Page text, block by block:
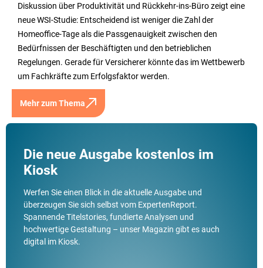
Diskussion über Produktivität und Rückkehr-ins-Büro zeigt eine
neue WSI-Studie: Entscheidend ist weniger die Zahl der
Homeoffice-Tage als die Passgenauigkeit zwischen den
Bedürfnissen der Beschäftigten und den betrieblichen
Regelungen. Gerade für Versicherer könnte das im Wettbewerb
um Fachkräfte zum Erfolgsfaktor werden.
Mehr zum Thema
Die neue Ausgabe kostenlos im
Kiosk
Werfen Sie einen Blick in die aktuelle Ausgabe und
überzeugen Sie sich selbst vom ExpertenReport.
Spannende Titelstories, fundierte Analysen und
hochwertige Gestaltung – unser Magazin gibt es auch
digital im Kiosk.